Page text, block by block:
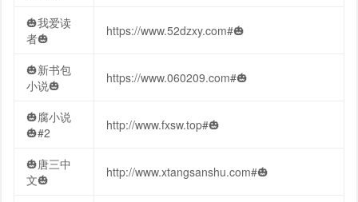
🎃我爱读
者🎃
https://www.52dzxy.com#🎃
🎃新书包
小说🎃
https://www.060209.com#🎃
🎃腐小说
🎃#2
http://www.fxsw.top#🎃
🎃唐三中
文🎃
http://www.xtangsanshu.com#🎃